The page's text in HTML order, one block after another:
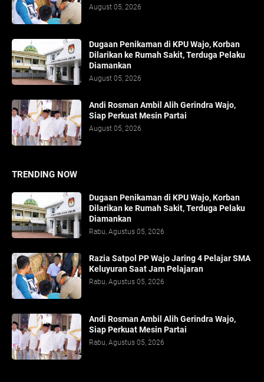
August 05, 2026
Dugaan Penikaman di KPU Wajo, Korban
Dilarikan ke Rumah Sakit, Terduga Pelaku
Diamankan
August 05, 2026
Andi Rosman Ambil Alih Gerindra Wajo,
Siap Perkuat Mesin Partai
August 05, 2026
TRENDING NOW
Dugaan Penikaman di KPU Wajo, Korban
Dilarikan ke Rumah Sakit, Terduga Pelaku
Diamankan
Rabu, Agustus 05, 2026
Razia Satpol PP Wajo Jaring 4 Pelajar SMA
Keluyuran Saat Jam Pelajaran
Rabu, Agustus 05, 2026
Andi Rosman Ambil Alih Gerindra Wajo,
Siap Perkuat Mesin Partai
Rabu, Agustus 05, 2026